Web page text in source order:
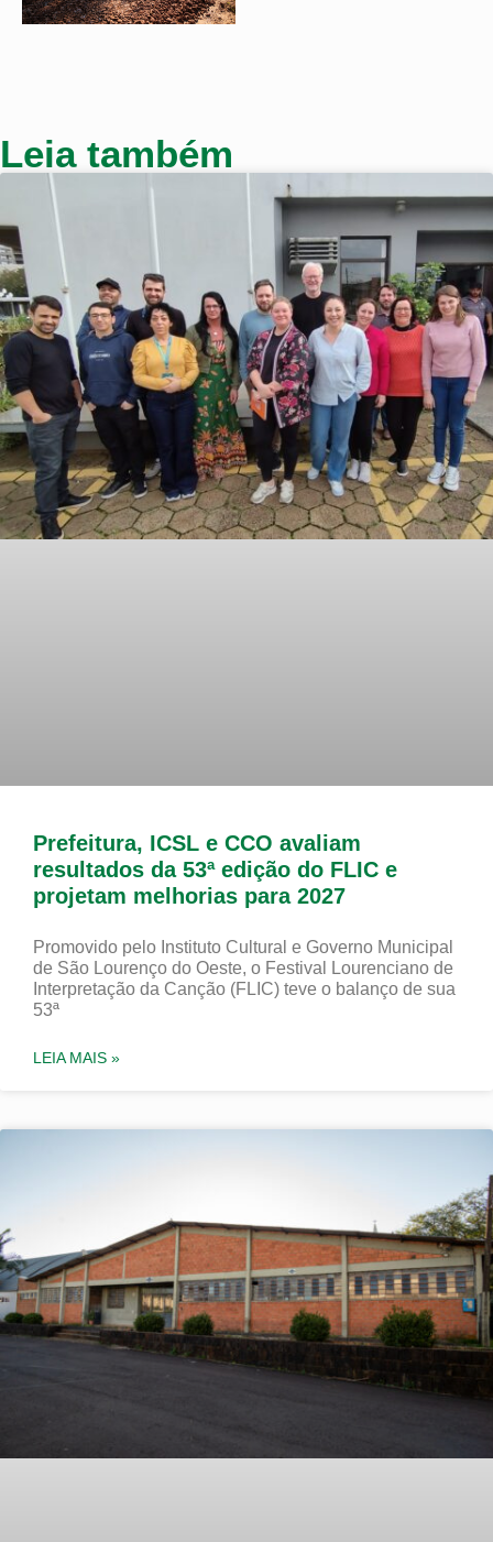
Leia também
Prefeitura, ICSL e CCO avaliam
resultados da 53ª edição do FLIC e
projetam melhorias para 2027
Promovido pelo Instituto Cultural e Governo Municipal
de São Lourenço do Oeste, o Festival Lourenciano de
Interpretação da Canção (FLIC) teve o balanço de sua
53ª
LEIA MAIS »